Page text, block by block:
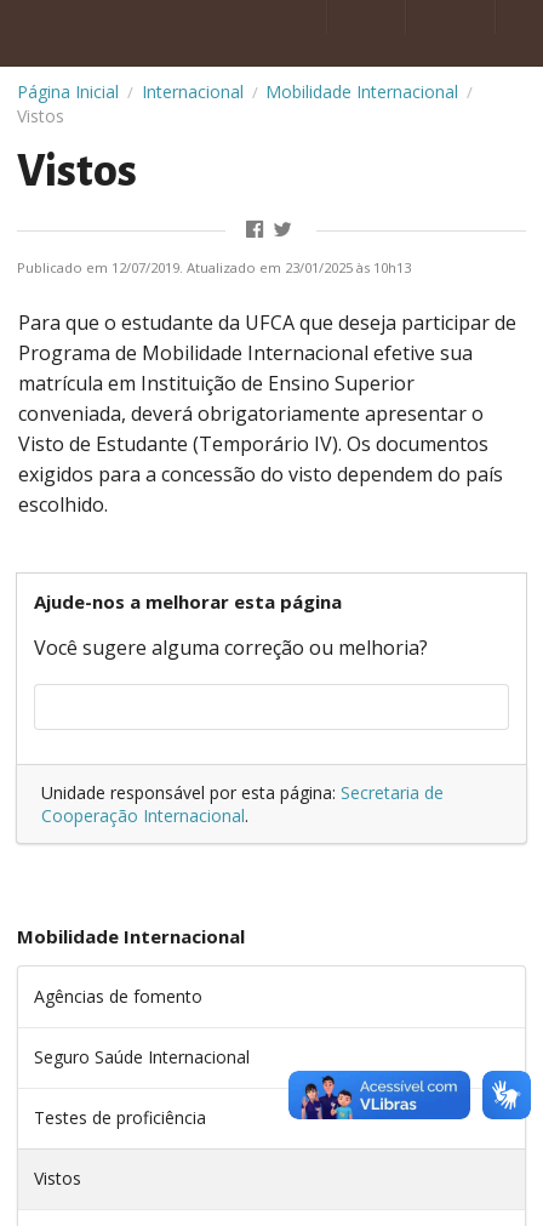
Página Inicial / Internacional / Mobilidade Internacional /
Vistos
Vistos
Publicado em 12/07/2019. Atualizado em 23/01/2025 às 10h13
Para que o estudante da UFCA que deseja participar de
Programa de Mobilidade Internacional efetive sua
matrícula em Instituição de Ensino Superior
conveniada, deverá obrigatoriamente apresentar o
Visto de Estudante (Temporário IV). Os documentos
exigidos para a concessão do visto dependem do país
escolhido.
Ajude-nos a melhorar esta página
Você sugere alguma correção ou melhoria?
Unidade responsável por esta página: Secretaria de
Cooperação Internacional.
Mobilidade Internacional
Agências de fomento
Seguro Saúde Internacional
Testes de proficiência
Vistos